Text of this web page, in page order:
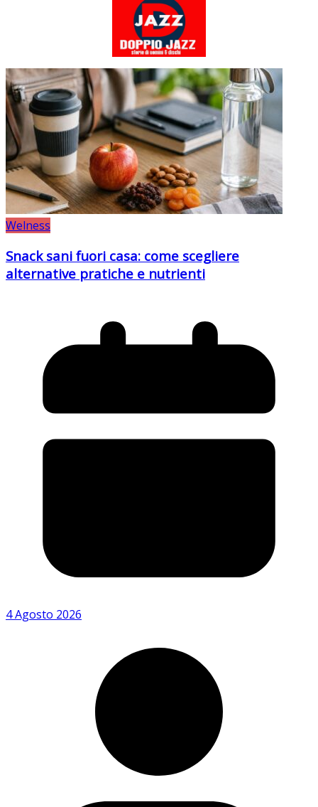
Welness
Snack sani fuori casa: come scegliere
alternative pratiche e nutrienti
4 Agosto 2026